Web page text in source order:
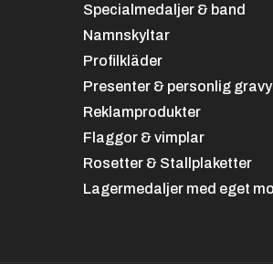
OBS!
Beställer ni eget motiv
olika rosetter från hela
st motiv och använd på
H25LUX. Lägg då
så korrigerar vi på
Specialmedaljer & band
Namnskyltar
Profilkläder
Presenter & personlig
Reklamprodukter
Flaggor & vimplar
Rosetter & Stallplaketter
Lagermedaljer med eget